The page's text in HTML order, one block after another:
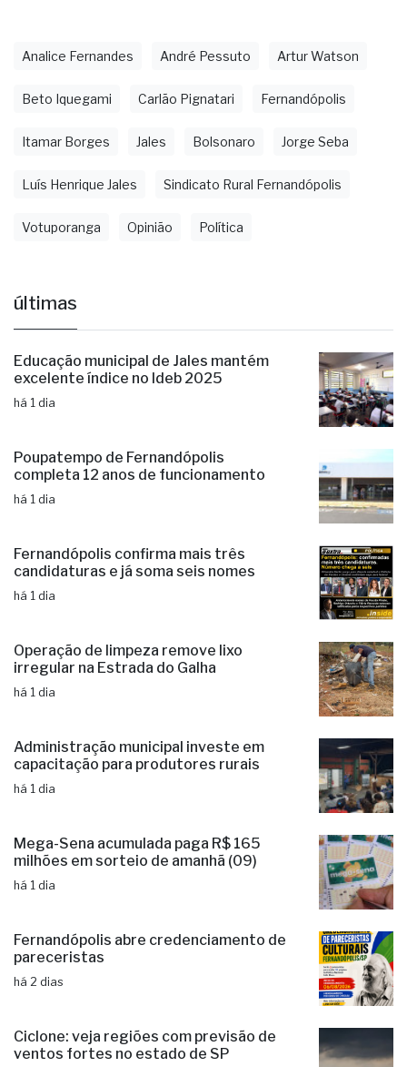
Analice Fernandes André Pessuto Artur Watson
Beto Iquegami Carlão Pignatari Fernandópolis
Itamar Borges Jales Bolsonaro Jorge Seba
Luís Henrique Jales Sindicato Rural Fernandópolis
Votuporanga Opinião Política
últimas
Educação municipal de Jales mantém
excelente índice no Ideb 2025
há 1 dia
Poupatempo de Fernandópolis
completa 12 anos de funcionamento
há 1 dia
Fernandópolis confirma mais três
candidaturas e já soma seis nomes
há 1 dia
Operação de limpeza remove lixo
irregular na Estrada do Galha
há 1 dia
Administração municipal investe em
capacitação para produtores rurais
há 1 dia
Mega-Sena acumulada paga R$ 165
milhões em sorteio de amanhã (09)
há 1 dia
Fernandópolis abre credenciamento de
pareceristas
há 2 dias
Ciclone: veja regiões com previsão de
ventos fortes no estado de SP